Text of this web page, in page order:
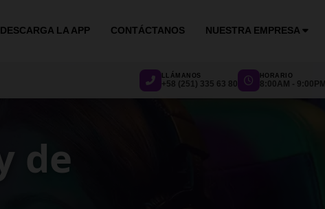
DESCARGA LA APP CONTÁCTANOS NUESTRA EMPRESA
LLÁMANOS
+58 (251) 335 63 80
HORARIO
8:00AM - 9:00PM